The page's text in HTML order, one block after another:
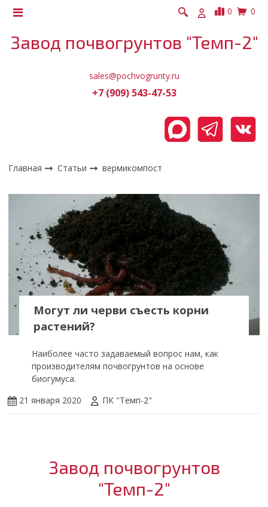
0 0
Завод почвогрунтов "Темп-2"
sales@pochvogrunty.ru
+7 (909) 543-47-53
Главная Статьи вермикомпост
Могут ли черви съесть корни
растений?
Наиболее часто задаваемый вопрос нам, как
производителям почвогрунтов на основе
биогумуса.
21 января 2020
ПК "Темп-2"
Завод почвогрунтов
"Темп-2"